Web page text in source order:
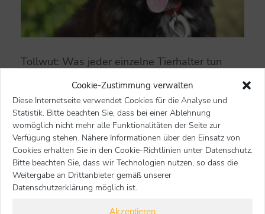
Cookie-Zustimmung verwalten
Diese Internetseite verwendet Cookies für die Analyse und
Statistik. Bitte beachten Sie, dass bei einer Ablehnung
womöglich nicht mehr alle Funktionalitäten der Seite zur
Verfügung stehen. Nähere Informationen über den Einsatz von
Cookies erhalten Sie in den Cookie-Richtlinien unter Datenschutz.
Bitte beachten Sie, dass wir Technologien nutzen, so dass die
Weitergabe an Drittanbieter gemäß unserer
Datenschutzerklärung möglich ist.
Akzeptieren
Tollwut: Was jeder einzelne Tierhalter tun
Innere Medizin 20. März 2026
Die BTK appelliert an alle Tierhalter: innen, sich vor
der Aufnahme eines Hundes aus dem Ausland
umfassend zu informieren und ausschließlich mit
seriösen Organisationen zusammenzuarbeiten.
mehr